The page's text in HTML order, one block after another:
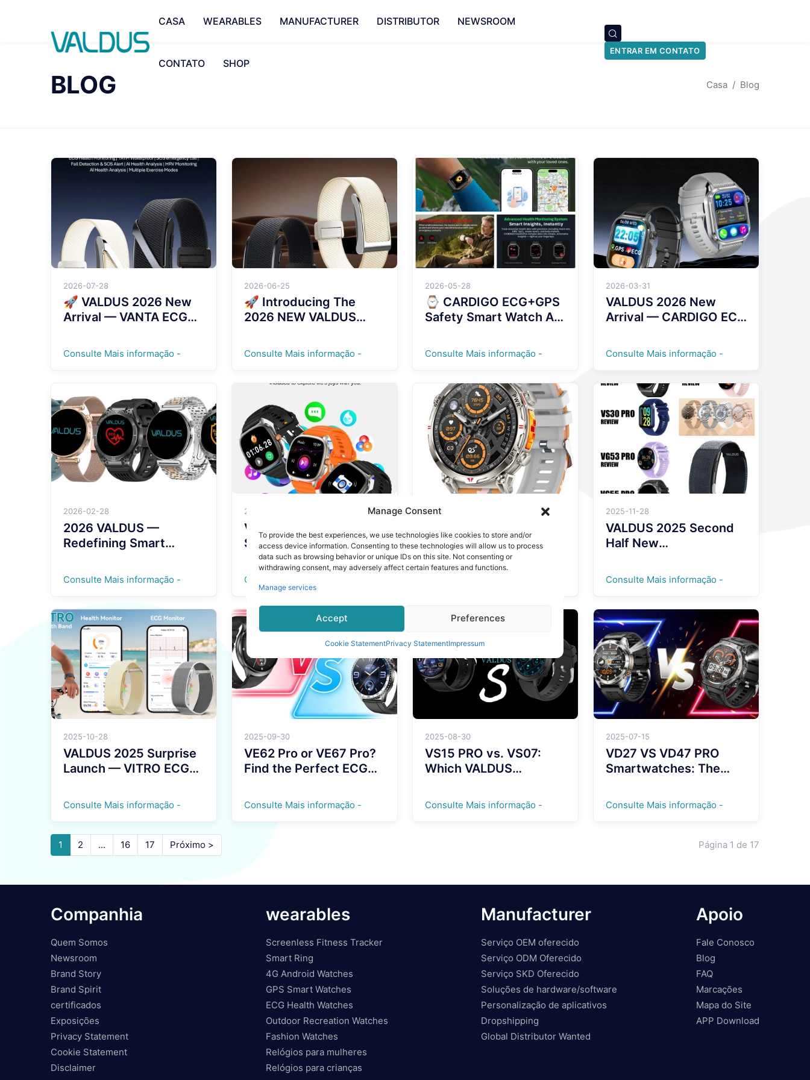
Manage Consent
To provide the best experiences, we use technologies like cookies to store and/or
access device information. Consenting to these technologies will allow us to process
data such as browsing behavior or unique IDs on this site. Not consenting or
withdrawing consent, may adversely affect certain features and functions.
Manage services
Accept Preferences
Cookie StatementPrivacy StatementImpressum
CASA WEARABLES MANUFACTURER DISTRIBUTOR NEWSROOM
CONTATO SHOP
ENTRAR EM CONTATO
BLOG Casa Blog
2026-07-28
🚀 VALDUS 2026 New
Arrival — VANTA ECG
Smartwatch！！！
Consulte Mais informação -
2026-06-25
🚀 Introducing The
2026 NEW VALDUS
Smartwatch!!!!
Consulte Mais informação -
2026-05-28
⌚ CARDIGO ECG+GPS
Safety Smart Watch A
Health & Security
Protection！！！！
Consulte Mais informação -
2026-03-31
VALDUS 2026 New
Arrival — CARDIGO ECG
Smartwatch！！！！
Consulte Mais informação -
2026-02-28
2026 VALDUS —
Redefining Smart
Consulte Mais informação -
2026-01-31
VS21 PRO Fashion
Smartwatch — Where
Style Meets Smart
Living
Consulte Mais informação -
2025-12-31
Release | Next-Gen GPS
Smartwatch Is Here
2025-11-28
VALDUS 2025 Second
Half New
Innovation Elevated
Consulte Mais informação -
2025-10-28
VALDUS 2025 Surprise
Launch — VITRO ECG
Consulte Mais informação -
2025-09-30
VE62 Pro or VE67 Pro?
Find the Perfect ECG
Consulte Mais informação -
2025-08-30
VS15 PRO vs. VS07:
Which VALDUS
Lifestyle?
Consulte Mais informação -
2025-07-15
VD27 VS VD47 PRO
Smartwatches: The
Sports Companions
Consulte Mais informação -
1 2 ... 16 17 Próximo > Página 1 de 17
Companhia
Quem Somos
Newsroom
Brand Story
Brand Spirit
certificados
Exposições
Privacy Statement
Cookie Statement
Disclaimer
wearables
Screenless Fitness Tracker
Smart Ring
4G Android Watches
GPS Smart Watches
ECG Health Watches
Outdoor Recreation Watches
Fashion Watches
Relógios para mulheres
Relógios para crianças
Manufacturer
Serviço OEM oferecido
Serviço ODM Oferecido
Serviço SKD Oferecido
Soluções de hardware/software
Personalização de aplicativos
Dropshipping
Global Distributor Wanted
Apoio
Fale Conosco
Blog
FAQ
Marcações
Mapa do Site
APP Download